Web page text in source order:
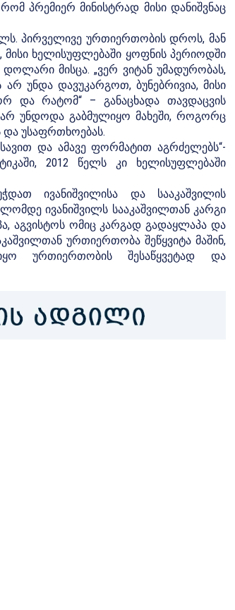
პრემიერ მინისტრად მისი დანიშვნაც
პირველივე ურთიერთობის დროს, მან
ხელისუფლებაში ყოფნის პერიოდში
მისცა. „ვერ ვიტან უმადურობას,
უნდა დავუკარგოთ, ბუნებრივია, მისი
და რატომ“ – განაცხადა თავდაცვის
არ უნდოდა გაბმულიყო მახეში, როგორც
და უსაფრთხოებას.
და ამავე ფორმატით აგრძელებს“-
2012 წელს კი ხელისუფლებაში
ივანიშვილისა და სააკაშვილის
ივანიშვილს სააკაშვილთან კარგი
აგვისტოს ომიც კარგად გადაყლაპა და
ურთიერთობა შეწყვიტა მაშინ,
ურთიერთობის შესაწყვეტად და